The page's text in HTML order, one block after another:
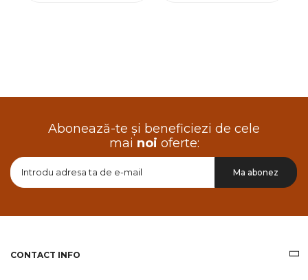
Abonează-te și beneficiezi de cele
mai noi oferte:
sa
informatii
Ma abonez
CONTACT INFO